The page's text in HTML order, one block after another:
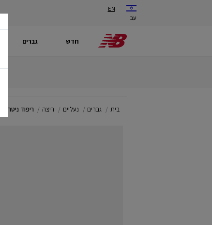
עב
EN
חדש גברים
בית גברים נעליים ריצה ריפוד ניטרלי